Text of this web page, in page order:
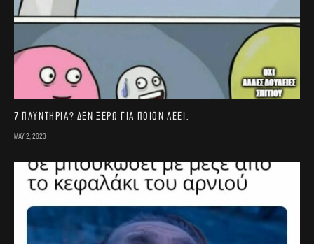
7 πλυντήρια? Δεν ξέρω για ποιον λέει.
May 2, 2023